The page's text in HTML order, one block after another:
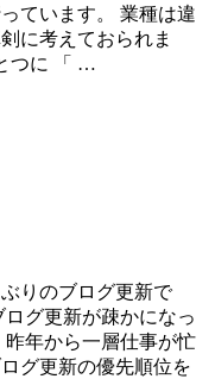
ています。 業種は違
に考えておられま
つに 「 …
りのブログ更新で
グ更新が疎かになっ
年から一層仕事が忙
グ更新の優先順位を